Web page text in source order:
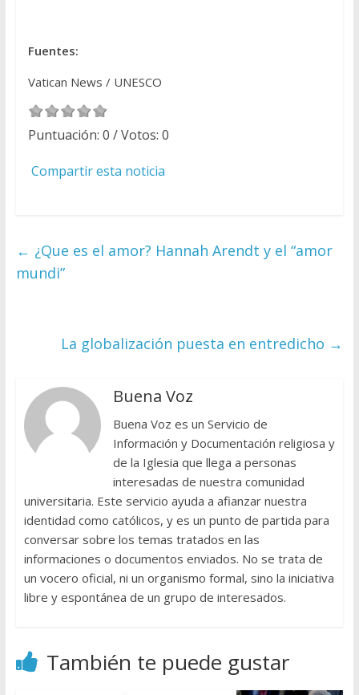
Fuentes:
Vatican News / UNESCO
Puntuación: 0 / Votos: 0
Compartir esta noticia
← ¿Que es el amor? Hannah Arendt y el “amor
mundi”
La globalización puesta en entredicho →
Buena Voz
Buena Voz es un Servicio de
Información y Documentación religiosa y
de la Iglesia que llega a personas
interesadas de nuestra comunidad
universitaria. Este servicio ayuda a afianzar nuestra
identidad como católicos, y es un punto de partida para
conversar sobre los temas tratados en las
informaciones o documentos enviados. No se trata de
un vocero oficial, ni un organismo formal, sino la iniciativa
libre y espontánea de un grupo de interesados.
También te puede gustar